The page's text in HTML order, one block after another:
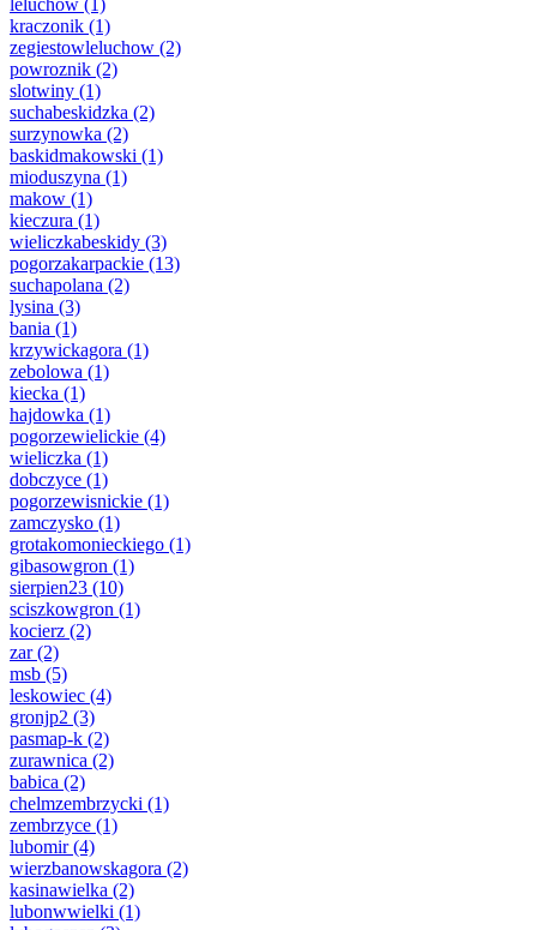
leluchow (1)
kraczonik (1)
zegiestowleluchow (2)
powroznik (2)
slotwiny (1)
suchabeskidzka (2)
surzynowka (2)
baskidmakowski (1)
mioduszyna (1)
makow (1)
kieczura (1)
wieliczkabeskidy (3)
pogorzakarpackie (13)
suchapolana (2)
lysina (3)
bania (1)
krzywickagora (1)
zebolowa (1)
kiecka (1)
hajdowka (1)
pogorzewielickie (4)
wieliczka (1)
dobczyce (1)
pogorzewisnickie (1)
zamczysko (1)
grotakomonieckiego (1)
gibasowgron (1)
sierpien23 (10)
sciszkowgron (1)
kocierz (2)
zar(2)
msb (5)
leskowiec (4)
gronjp2 (3)
pasmap-k (2)
zurawnica (2)
babica (2)
chelmzembrzycki (1)
zembrzyce (1)
lubomir(4)
wierzbanowskagora (2)
kasinawielka (2)
lubonwwielki (1)